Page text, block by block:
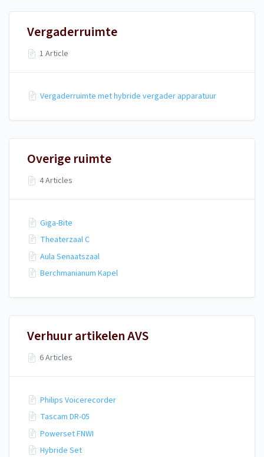
Vergaderruimte
1 Article
Vergaderruimte met hybride vergader apparatuur
Overige ruimte
4 Articles
Giga-Bite
Theaterzaal C
Aula Senaatszaal
Berchmanianum Kapel
Verhuur artikelen AVS
6 Articles
Philips Voicerecorder
Tascam DR-05
Powerset FNWI
Hybride Set